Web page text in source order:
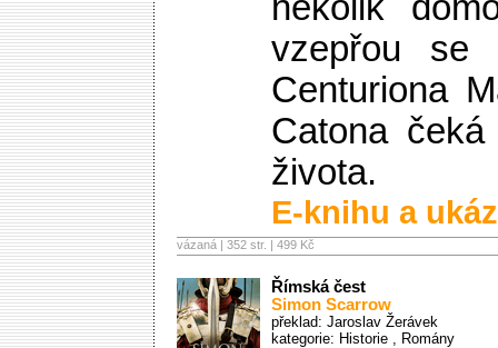
vzepřou se
Centuriona
Catona
života.
E-knihu a
vázaná | 352 str. | 499 Kč
Římská čest
Simon Scarrow
překlad: Jaroslav Žerávek
kategorie: Historie , Romány